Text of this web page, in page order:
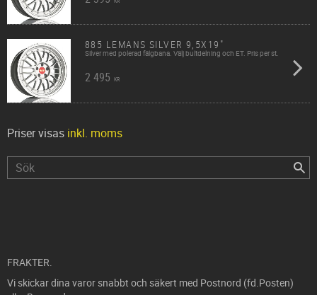
885 LEMANS SILVER 9,5X19"
Silver med polerad fälgbana. Välj bultdelning och ET. Pris per st.
2 495 KR
Priser visas inkl. moms
FRAKTER.
Vi skickar dina varor snabbt och säkert med Postnord (fd.Posten)